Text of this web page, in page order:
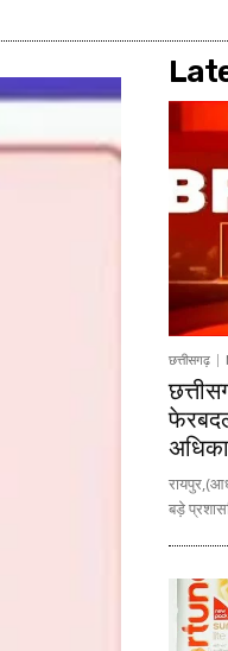
छत्तीसगढ़
बड़े